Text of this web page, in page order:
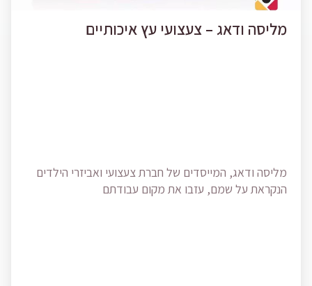
מליסה ודאג – צעצועי עץ איכותיים
מליסה ודאג, המייסדים של חברת צעצועי ואביזרי הילדים
הנקראת על שמם, עזבו את מקום עבודתם